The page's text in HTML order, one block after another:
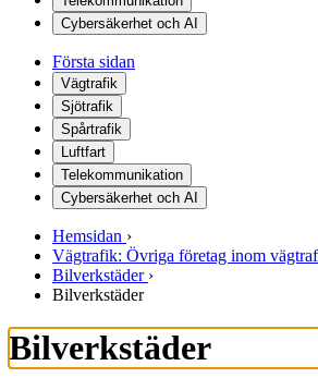
Cybersäkerhet och AI
Första sidan
Vägtrafik
Sjötrafik
Spårtrafik
Luftfart
Telekommunikation
Cybersäkerhet och AI
Hemsidan ›
Vägtrafik: Övriga företag inom
Bilverkstäder ›
Bilverkstäder
Bilverkstäder